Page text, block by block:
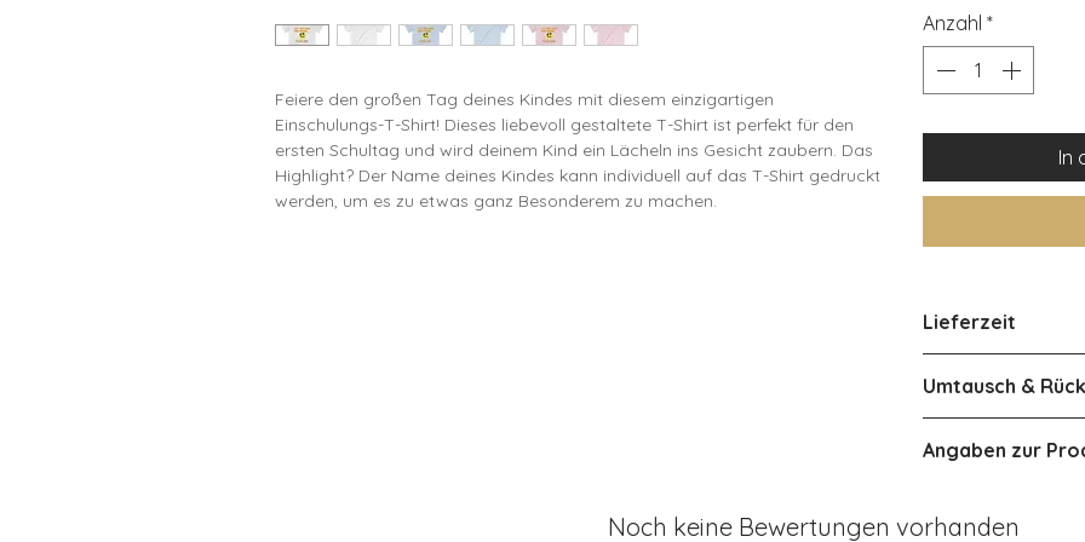
Feiere den großen Tag deines Kindes mit diesem einzigartigen
Einschulungs-T-Shirt! Dieses liebevoll gestaltete T-Shirt ist perfekt für den
ersten Schultag und wird deinem Kind ein Lächeln ins Gesicht zaubern. Das
Highlight? Der Name deines Kindes kann individuell auf das T-Shirt gedruckt
werden, um es zu etwas ganz Besonderem zu machen.
.: Alle T-Shirts sind mit perlglänzenden, abreißbaren Etiketten ausgestattet,
Anzahl *
In
Lieferzeit
Österreich ca 2-
Umtausch &
Produkts ist
Produkt bei der
Angaben zur
Hersteller:
Noch keine Bewertungen vorhanden